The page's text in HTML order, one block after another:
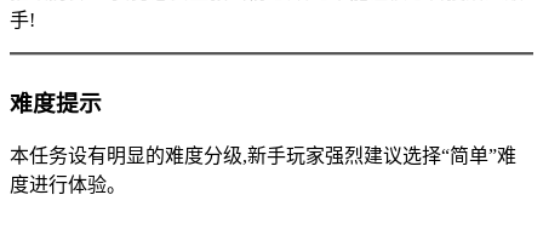
手!
难度提示
本任务设有明显的难度分级,新手玩家强烈建议选择“简单”难
度进行体验。